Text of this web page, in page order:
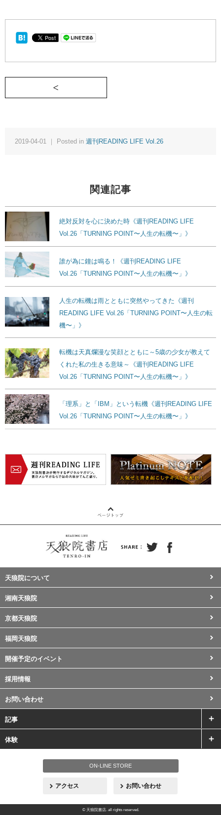
2019-04-01 ｜ Posted in 週刊READING LIFE Vol.26
関連記事
絶対反対を心に決めた時《週刊READING LIFE
Vol.26「TURNING POINT〜人生の転機〜」》
誰が為に鐘は鳴る！《週刊READING LIFE
Vol.26「TURNING POINT〜人生の転機〜」》
人生の転機は雨とともに突然やってきた《週刊
READING LIFE Vol.26「TURNING POINT〜人生の転
機〜」》
転機は天真爛漫な笑顔とともに～5歳の少女が教えて
くれた私の生きる意味～《週刊READING LIFE
Vol.26「TURNING POINT〜人生の転機〜」》
「理系」と「IBM」という転機《週刊READING LIFE
Vol.26「TURNING POINT〜人生の転機〜」》
天狼院について
湘南天狼院
京都天狼院
福岡天狼院
開催予定のイベント
採用情報
お問い合わせ
記事
体験
ON-LINE STORE
アクセス お問い合わせ
© 天狼院書店. all rights reserved.